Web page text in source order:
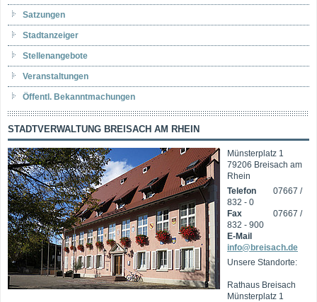
Satzungen
Stadtanzeiger
Stellenangebote
Veranstaltungen
Öffentl. Bekanntmachungen
STADTVERWALTUNG BREISACH AM RHEIN
Münsterplatz 1
79206 Breisach am
Rhein
Telefon
07667 /
832 - 0
Fax
07667 /
832 - 900
E-Mail
info@breisach.de
Unsere Standorte:
Rathaus Breisach
Münsterplatz 1